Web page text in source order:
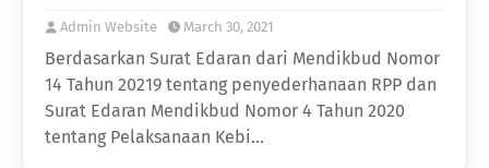
Admin Website March 30, 2021
Berdasarkan Surat Edaran dari Mendikbud Nomor
14 Tahun 20219 tentang penyederhanaan RPP dan
Surat Edaran Mendikbud Nomor 4 Tahun 2020
tentang Pelaksanaan Kebi…